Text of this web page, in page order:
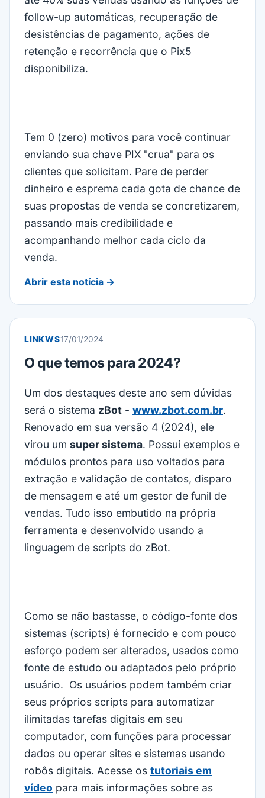
follow-up automáticas, recuperação de
desistências de pagamento, ações de
retenção e recorrência que o Pix5
disponibiliza.
Tem 0 (zero) motivos para você continuar
enviando sua chave PIX "crua" para os
clientes que solicitam. Pare de perder
dinheiro e esprema cada gota de chance de
suas propostas de venda se concretizarem,
passando mais credibilidade e
acompanhando melhor cada ciclo da
venda.
Abrir esta notícia →
LINKWS17/01/2024
O que temos para 2024?
Um dos destaques deste ano sem dúvidas
será o sistema zBot - www.zbot.com.br.
Renovado em sua versão 4 (2024), ele
virou um super sistema. Possui exemplos e
módulos prontos para uso voltados para
extração e validação de contatos, disparo
de mensagem e até um gestor de funil de
vendas. Tudo isso embutido na própria
ferramenta e desenvolvido usando a
linguagem de scripts do zBot.
Como se não bastasse, o código-fonte dos
sistemas (scripts) é fornecido e com pouco
esforço podem ser alterados, usados como
fonte de estudo ou adaptados pelo próprio
usuário. Os usuários podem também criar
seus próprios scripts para automatizar
ilimitadas tarefas digitais em seu
computador, com funções para processar
dados ou operar sites e sistemas usando
robôs digitais. Acesse os tutoriais em
vídeo para mais informações sobre as